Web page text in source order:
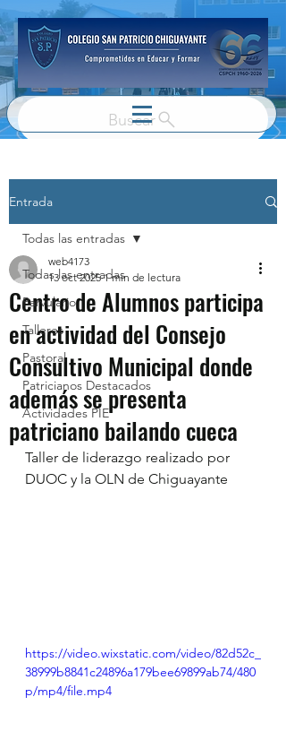
Buscar
Entrada
Todas las entradas
Parvulario
Talleres
Pastoral
Patricianos Destacados
Actividades PIE
Todas las entradas
Centro de Alumnos participa
en actividad del Consejo
Consultivo Municipal donde
además se presenta
patriciano bailando cueca
web4173
13 oct 2025 1 min de lectura
Taller de liderazgo realizado por
DUOC y la OLN de Chiguayante
https://video.wixstatic.com/video/82d52c_
38999b8841c24896a179bee69899ab74/480
p/mp4/file.mp4